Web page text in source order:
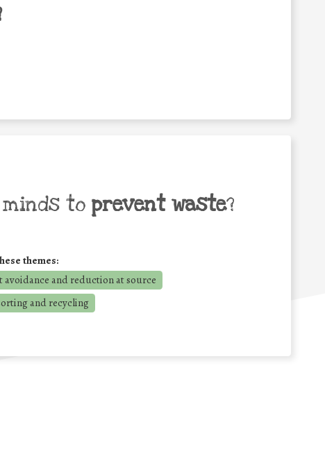
to prevent waste?
themes:
avoidance and reduction at source
and recycling